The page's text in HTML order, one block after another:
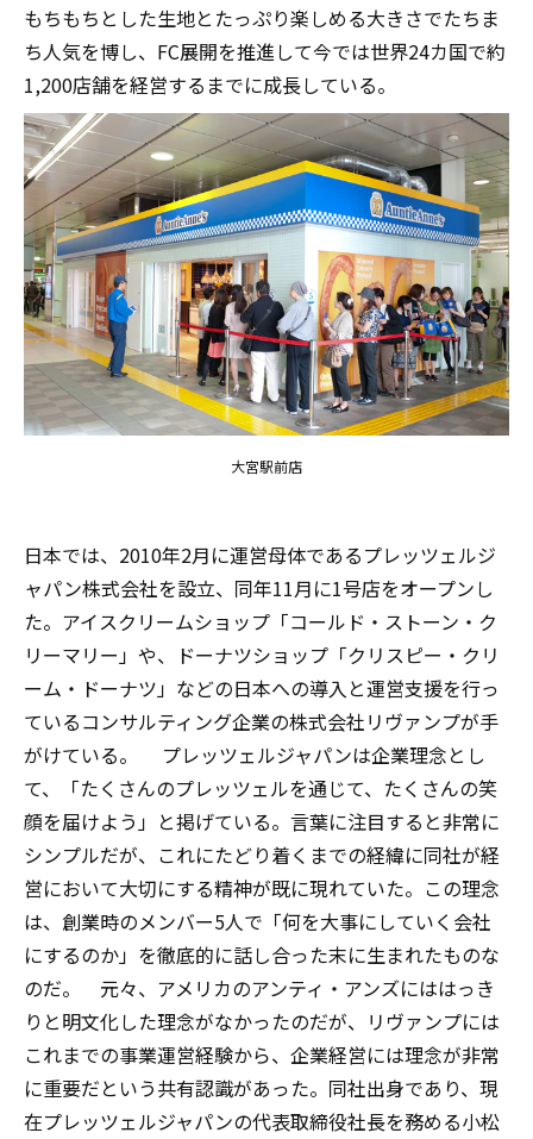
もちもちとした生地とたっぷり楽しめる大きさでたちま
ち人気を博し、FC展開を推進して今では世界24カ国で約
1,200店舗を経営するまでに成長している。
大宮駅前店
日本では、2010年2月に運営母体であるプレッツェルジ
ャパン株式会社を設立、同年11月に1号店をオープンし
た。アイスクリームショップ「コールド・ストーン・ク
リーマリー」や、ドーナツショップ「クリスピー・クリ
ーム・ドーナツ」などの日本への導入と運営支援を行っ
ているコンサルティング企業の株式会社リヴァンプが手
がけている。 プレッツェルジャパンは企業理念とし
て、「たくさんのプレッツェルを通じて、たくさんの笑
顔を届けよう」と掲げている。言葉に注目すると非常に
シンプルだが、これにたどり着くまでの経緯に同社が経
営において大切にする精神が既に現れていた。この理念
は、創業時のメンバー5人で「何を大事にしていく会社
にするのか」を徹底的に話し合った末に生まれたものな
のだ。 元々、アメリカのアンティ・アンズにははっき
りと明文化した理念がなかったのだが、リヴァンプには
これまでの事業運営経験から、企業経営には理念が非常
に重要だという共有認識があった。同社出身であり、現
在プレッツェルジャパンの代表取締役社長を務める小松